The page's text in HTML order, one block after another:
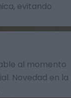
evitando
al momento
Novedad en la